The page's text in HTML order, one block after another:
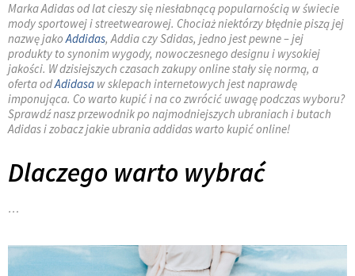
Marka Adidas od lat cieszy się niesłabnącą popularnością w świecie
mody sportowej i streetwearowej. Chociaż niektórzy błędnie piszą jej
nazwę jakoAddidas, Addia czy Sdidas, jedno jest pewne – jej
produkty to synonim wygody, nowoczesnego designu i wysokiej
jakości. W dzisiejszych czasach zakupy online stały się normą, a
oferta odAdidasa w sklepach internetowych jest naprawdę
imponująca. Co warto kupić i na co zwrócić uwagę podczas wyboru?
Sprawdź nasz przewodnik po najmodniejszych ubraniach i butach
Adidas i zobacz jakie ubrania addidas warto kupić online!
Dlaczego warto wybrać
…